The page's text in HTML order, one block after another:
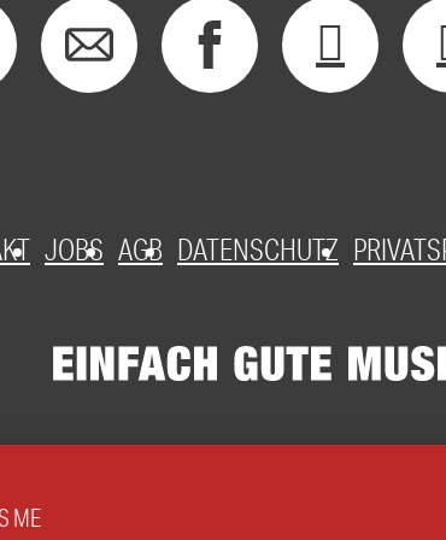
JOBS AGB DATENSCHUTZ
ME